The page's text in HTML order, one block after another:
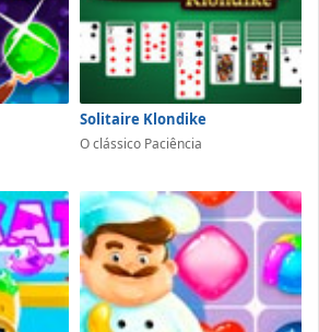
Solitaire Klondike
O clássico Paciência